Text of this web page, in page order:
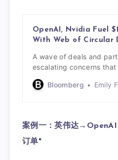
OpenAI, Nvidia Fuel
With Web of Circular
A wave of deals and
escalating concerns
boom is being propped
business transactions.
Bloomberg Emily
案例一：英伟达→OpenAI
订单"